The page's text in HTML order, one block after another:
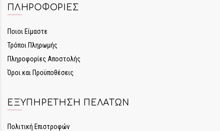
ΠΛΗΡΟΦΟΡΊΕΣ
Ποιοι Είμαστε
Τρόποι Πληρωμής
Πληροφορίες Αποστολής
Όροι και Προϋποθέσεις
ΕΞΥΠΗΡΈΤΗΣΗ ΠΕΛΑΤΏΝ
Πολιτική Επιστροφών